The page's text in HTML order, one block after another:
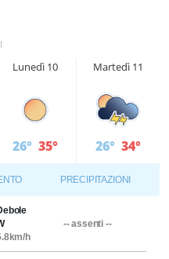
Lunedì 10
26° 35°
Martedì 11
26° 34°
PRECIPITAZIONI
h
-- assenti --